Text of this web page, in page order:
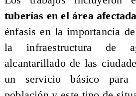
tuberías en el área afectada
énfasis en la importancia
la infraestructura de
alcantarillado de las
un servicio básico